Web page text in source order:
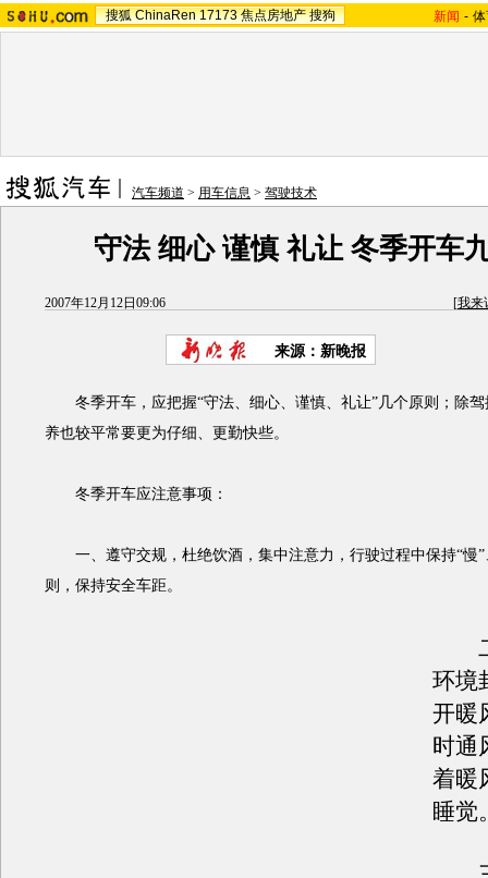
搜狐 ChinaRen 17173 焦点房地产 搜狗 新闻 -
汽车频道 > 用车信息 > 驾驶技术
守法 细心 谨慎 礼让 冬季开车
2007年12月12日09:06 [我来
来源：新晚报
冬季开车，应把握“守法、细心、谨慎、礼让”几个原则；除驾
养也较平常要更为仔细、更勤快些。
冬季开车应注意事项：
一、遵守交规，杜绝饮酒，集中注意力，行驶过程中保持“慢”
则，保持安全车距。
二
环境
开暖
时通
着暖
睡觉